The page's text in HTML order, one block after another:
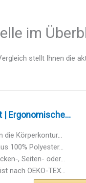
im
stellt Ihnen die
| Ergonomische...
Körperkontur...
100% Polyester...
, Seiten- oder...
nach OEKO-TEX...